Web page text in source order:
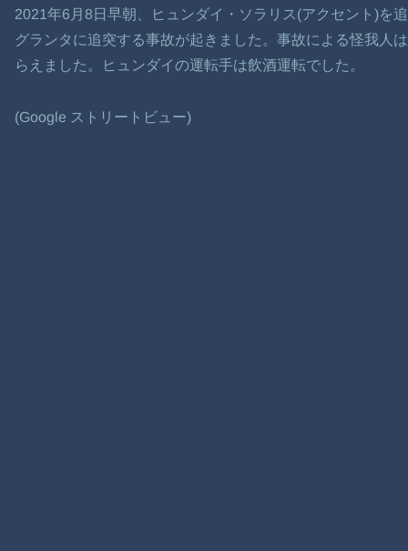
2021年6月8日早朝、ヒュンダイ・ソラリス(アクセント)を
グランタに追突する事故が起きました。事故による怪我人
らえました。ヒュンダイの運転手は飲酒運転でした。
(Google ストリートビュー)